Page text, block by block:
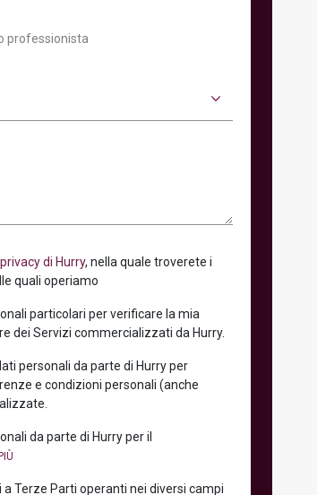
professionista
di Hurry, nella quale troverete i
quali operiamo
particolari per verificare la mia
dei Servizi commercializzati da Hurry.
personali da parte di Hurry per
e condizioni personali (anche
da parte di Hurry per il
Terze Parti operanti nei diversi campi